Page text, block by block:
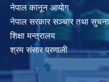
नेपाल कानून आयोग
नेपाल सरकार सञ्चार तथा सुचना
शिक्षा मन्त्रालय
श्रम संसार प्रणाली